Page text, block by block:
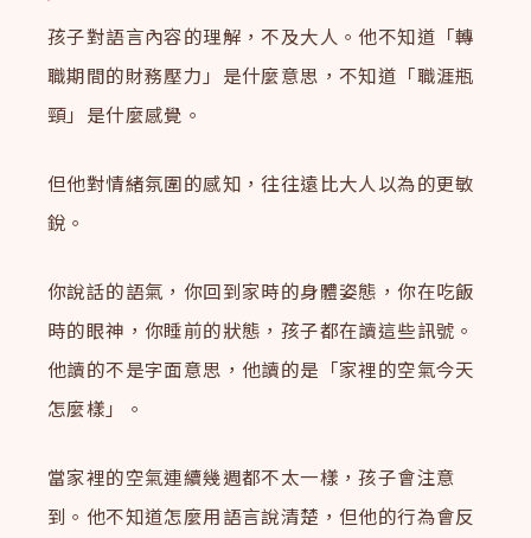
孩子對語言內容的理解，不及大人。他不知道「轉
職期間的財務壓力」是什麼意思，不知道「職涯瓶
頸」是什麼感覺。
但他對情緒氛圍的感知，往往遠比大人以為的更敏
銳。
你說話的語氣，你回到家時的身體姿態，你在吃飯
時的眼神，你睡前的狀態，孩子都在讀這些訊號。
他讀的不是字面意思，他讀的是「家裡的空氣今天
怎麼樣」。
當家裡的空氣連續幾週都不太一樣，孩子會注意
到。他不知道怎麼用語言說清楚，但他的行為會反